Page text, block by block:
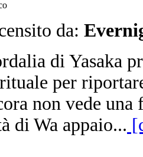
da:
di Yasaka
per
non vede
di Wa appaio...